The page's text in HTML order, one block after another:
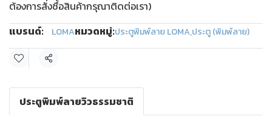
ต้องการสั่งซื้อสินค้ากรุณาติดต่อเรา)
แบรนด์:
LOMAหมวดหมู่:ประตูพิมพ์ลาย LOMA,ประตู (พิมพ์ลาย)
แชร์
ประตูพิมพ์ลายวิวธรรมชาติ